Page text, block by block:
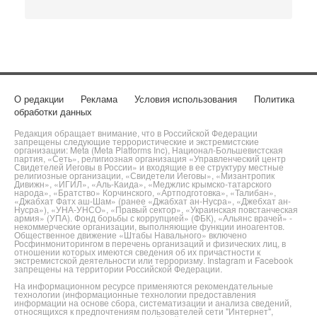
О редакции Реклама Условия использования
Политика
обработки данных
Редакция обращает внимание, что в Российской Федерации
запрещены следующие террористические и экстремистские
организации: Meta (Meta Platforms Inc), Национал-Большевистская
партия, «Сеть», религиозная организация «Управленческий центр
Свидетелей Иеговы в России» и входящие в ее структуру местные
религиозные организации, «Свидетели Иеговы», «Мизантропик
Дивижн», «ИГИЛ», «Аль-Каида», «Меджлис крымско-татарского
народа», «Братство» Корчинского, «Артподготовка», «Талибан»,
«Джабхат Фатх аш-Шам» (ранее «Джабхат ан-Нусра», «Джебхат ан-
Нусра»), «УНА-УНСО», «Правый сектор», «Украинская повстанческая
армия» (УПА). Фонд борьбы с коррупцией» (ФБК), «Альянс врачей» -
некоммерческие организации, выполняющие функции иноагентов.
Общественное движение «Штабы Навального» включено
Росфинмониторингом в перечень организаций и физических лиц, в
отношении которых имеются сведения об их причастности к
экстремистской деятельности или терроризму. Instagram и Facebook
запрещены на территории Российской Федерации.
На информационном ресурсе применяются рекомендательные
технологии (информационные технологии предоставления
информации на основе сбора, систематизации и анализа сведений,
относящихся к предпочтениям пользователей сети "Интернет",